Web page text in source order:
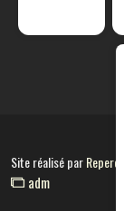
Site réalisé par
adm